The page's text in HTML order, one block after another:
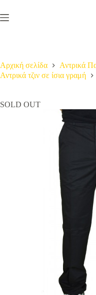
στο
περιεχόμενο
Αρχική σελίδα
Αντρικά
Αντρικά τζιν σε ίσια γραμή
SOLD OUT